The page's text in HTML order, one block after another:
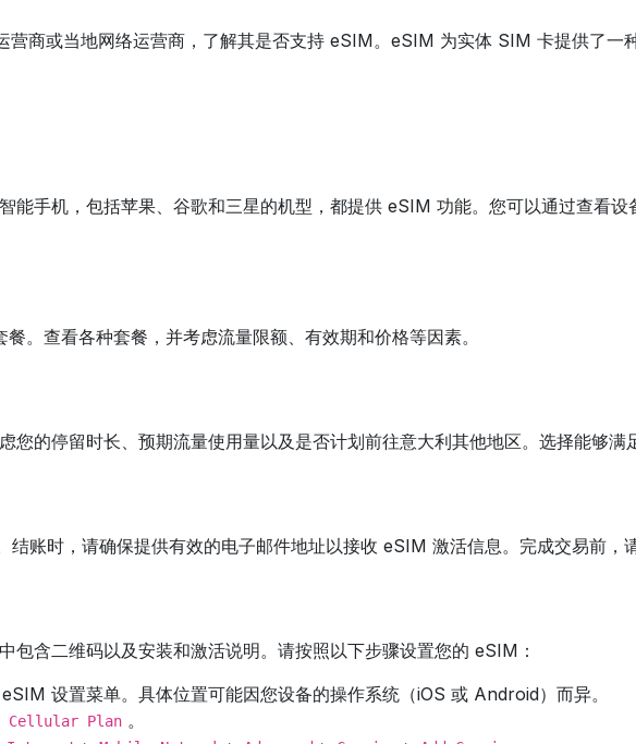
商或当地网络运营商，了解其是否支持 eSIM。eSIM 为实体 SIM 卡提供了一
能手机，包括苹果、谷歌和三星的机型，都提供 eSIM 功能。您可以通过查看
。查看各种套餐，并考虑流量限额、有效期和价格等因素。
的停留时长、预期流量使用量以及是否计划前往意大利其他地区。选择能够满
账时，请确保提供有效的电子邮件地址以接收 eSIM 激活信息。完成交易前，
包含二维码以及安装和激活说明。请按照以下步骤设置您的 eSIM：
设置菜单。具体位置可能因您设备的操作系统（iOS 或 Android）而异。
Cellular Plan 。